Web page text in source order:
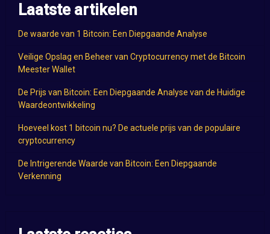
Laatste artikelen
De waarde van 1 Bitcoin: Een Diepgaande Analyse
Veilige Opslag en Beheer van Cryptocurrency met de Bitcoin
Meester Wallet
De Prijs van Bitcoin: Een Diepgaande Analyse van de Huidige
Waardeontwikkeling
Hoeveel kost 1 bitcoin nu? De actuele prijs van de populaire
cryptocurrency
De Intrigerende Waarde van Bitcoin: Een Diepgaande
Verkenning